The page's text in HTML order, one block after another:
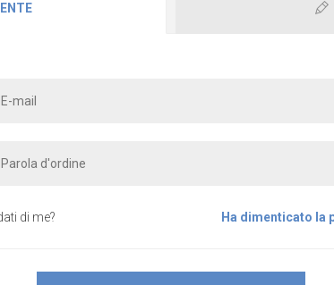
di me? Ha dimenticato la